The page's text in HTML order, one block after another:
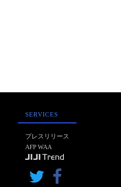
SERVICES
プレスリリース
AFP WAA